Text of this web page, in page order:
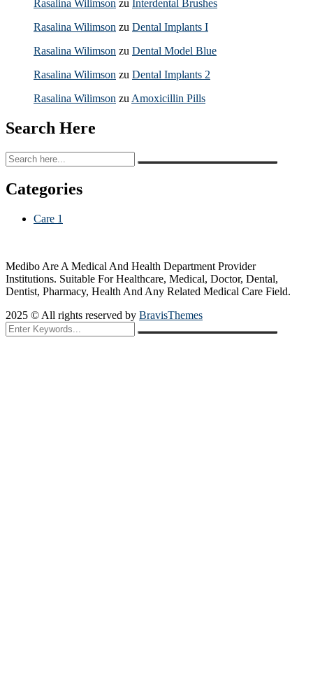
Rasalina Wilimson zu Interdental Brushes
Rasalina Wilimson zu Dental Implants I
Rasalina Wilimson zu Dental Model Blue
Rasalina Wilimson zu Dental Implants 2
Rasalina Wilimson zu Amoxicillin Pills
Search Here
Categories
Care 1
Medibo Are A Medical And Health Department Provider
Institutions. Suitable For Healthcare, Medical, Doctor, Dental,
Dentist, Pharmacy, Health And Any Related Medical Care Field.
2025 © All rights reserved by BravisThemes